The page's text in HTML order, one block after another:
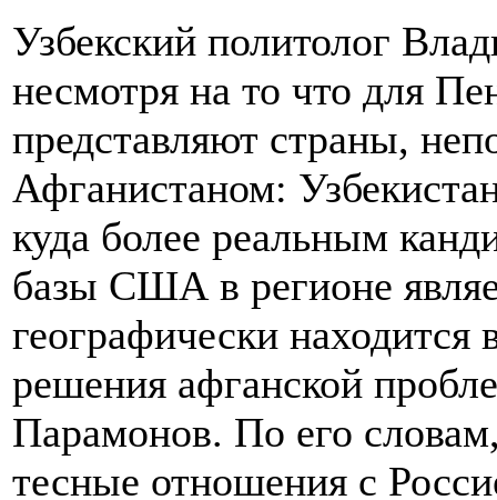
Узбекский политолог
несмотря на то что для
представляют страны,
Афганистаном:
куда более реальным
базы США в регионе
географически
решения афганской
Парамонов. По его
тесные отношения с